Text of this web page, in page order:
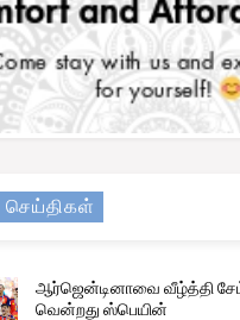
செய்திகள்
ஆர்ஜென்டினாவை வீழ்த்தி
வென்றது ஸ்பெயின்